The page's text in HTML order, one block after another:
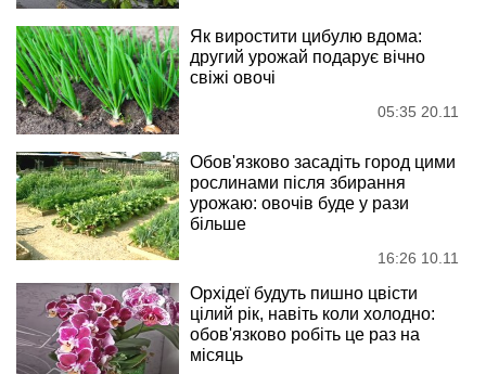
Як виростити цибулю вдома:
другий урожай подарує вічно
свіжі овочі
05:35 20.11
Обов'язково засадіть город цими
рослинами після збирання
урожаю: овочів буде у рази
більше
16:26 10.11
Орхідеї будуть пишно цвісти
цілий рік, навіть коли холодно:
обов'язково робіть це раз на
місяць